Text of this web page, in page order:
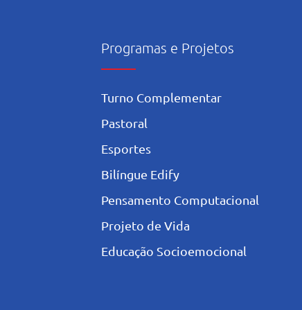
Programas e Projetos
Turno Complementar
Pastoral
Esportes
Bilíngue Edify
Pensamento Computacional
Projeto de Vida
Educação Socioemocional